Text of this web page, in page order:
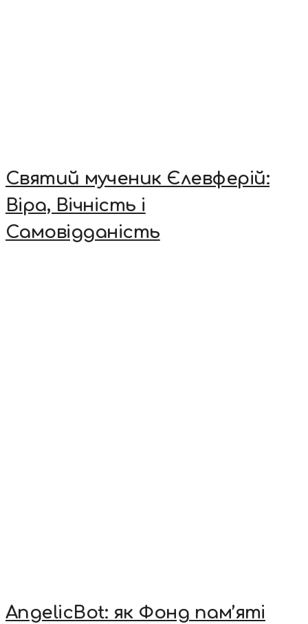
Святий мученик Єлевферій:
Віра, Вічність і
Самовідданість
AngelicBot: як Фонд пам’яті